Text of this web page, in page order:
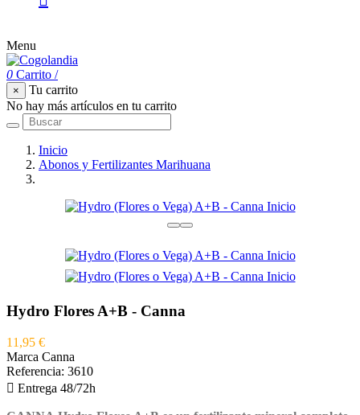
Menu
0 Carrito /
×
Tu carrito
No hay más artículos en tu carrito
Inicio
Abonos y Fertilizantes Marihuana
Hydro Flores A+B - Canna
11,95 €
Marca Canna
Referencia: 3610
 Entrega 48/72h